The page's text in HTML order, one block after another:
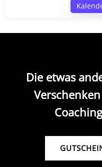
Die etwas